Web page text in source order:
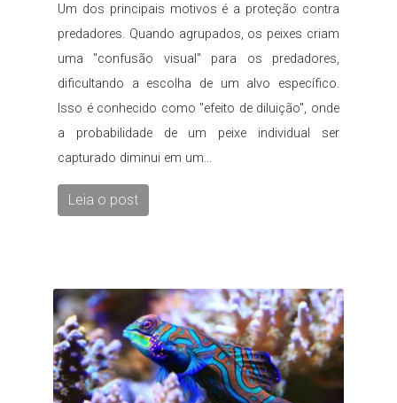
Um dos principais motivos é a proteção contra
predadores. Quando agrupados, os peixes criam
uma "confusão visual" para os predadores,
dificultando a escolha de um alvo específico.
Isso é conhecido como "efeito de diluição", onde
a probabilidade de um peixe individual ser
capturado diminui em um...
Leia o post